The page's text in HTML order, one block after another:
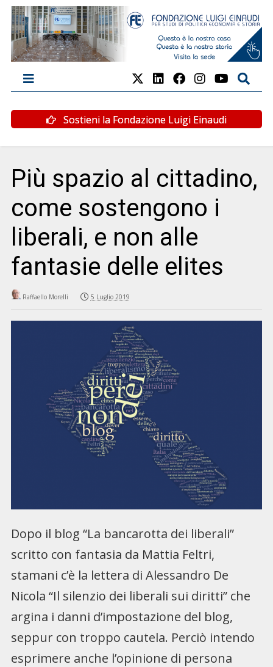
Sostieni la Fondazione Luigi Einaudi
Più spazio al cittadino,
come sostengono i
liberali, e non alle
fantasie delle elites
Raffaello Morelli 5 Luglio 2019
Dopo il blog “La bancarotta dei liberali”
scritto con fantasia da Mattia Feltri,
stamani c’è la lettera di Alessandro De
Nicola “Il silenzio dei liberali sui diritti” che
argina i danni d’impostazione del blog,
seppur con troppo cautela. Perciò intendo
esprimere anche l’opinione di persona